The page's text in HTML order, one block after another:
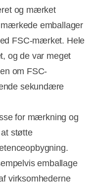
og mærket
emballager
FSC-mærket. Hele
og de var meget
om FSC-
sekundære
for mærkning og
støtte
emballage
virksomhederne